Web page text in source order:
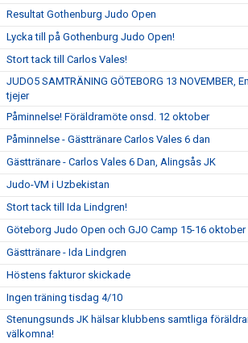
Resultat Gothenburg Judo Open
Lycka till på Gothenburg Judo Open!
Stort tack till Carlos Vales!
JUDO5 SAMTRÄNING GÖTEBORG 13 NOVEMBER,
tjejer
Påminnelse! Föräldramöte onsd. 12 oktober
Påminnelse - Gästtränare Carlos Vales 6 dan
Gästtränare - Carlos Vales 6 Dan, Alingsås JK
Judo-VM i Uzbekistan
Stort tack till Ida Lindgren!
Göteborg Judo Open och GJO Camp 15-16 oktober
Gästtränare - Ida Lindgren
Höstens fakturor skickade
Ingen träning tisdag 4/10
Stenungsunds JK hälsar klubbens samtliga
välkomna!